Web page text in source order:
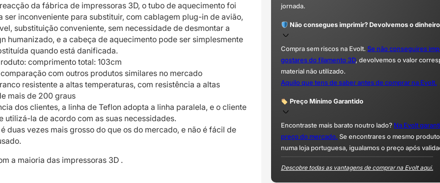
da fábrica de impressoras 3D, o tubo de aquecimento foi
ser inconveniente para substituir, com cablagem plug-in de avião,
substituição conveniente, sem necessidade de desmontar a
humanizado, e a cabeça de aquecimento pode ser simplesmente
quando está danificada.
comprimento total: 103cm
com outros produtos similares no mercado
resistente a altas temperaturas, com resistência a altas
mais de 200 graus
dos clientes, a linha de Teflon adopta a linha paralela, e o cliente
utilizá-la de acordo com as suas necessidades.
duas vezes mais grosso do que os do mercado, e não é fácil de
a maioria das impressoras 3D .
jornada.
Não consegues imprimir? Devolvemos o
Compra sem riscos na Evolt. Se não conseguires
gostares do filamento 3D, devolvemos o valor
material não utilizado.
Aquilo que tens de saber antes de comprar na Evolt.
Preço Mínimo Garantido
Encontraste mais barato noutro lado? Na Evolt
preço do mercado. Se encontrares o mesmo
numa loja portuguesa, igualamos o preço após
Descobre todas as vantagens de comprar na Evolt aqui.